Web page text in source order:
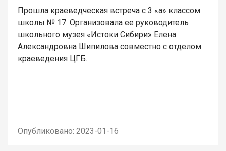
Прошла краеведческая встреча с 3 «а» классом
школы № 17. Организовала ее руководитель
школьного музея «Истоки Сибири» Елена
Александровна Шипилова совместно с отделом
краеведения ЦГБ.
Опубликовано: 2023-01-16